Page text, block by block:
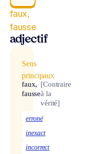
faux,
fausse
adjectif
Sens
principaux
faux,
fausse
[Contraire
à la
vérité]
erroné
inexact
incorrect